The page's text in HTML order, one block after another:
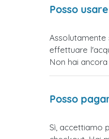
Posso
Assolutamente
effettuare
Non hai
Posso
Sì, accettiamo